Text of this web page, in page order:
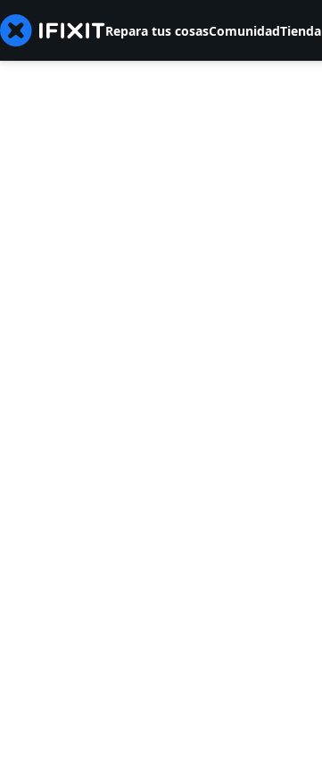
Repara tus cosasComunidadTienda